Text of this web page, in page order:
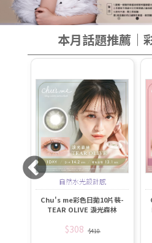
本月話題推薦｜
自然水光設計感
Chu's me彩色日拋10片裝-
TEAR OLIVE 淚光森林
$308 $410